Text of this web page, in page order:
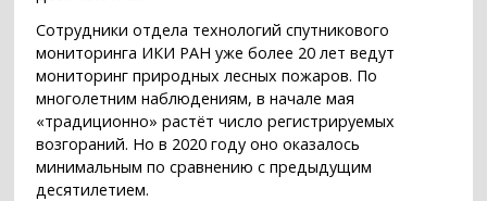
Сотрудники отдела технологий спутникового
мониторинга ИКИ РАН уже более 20 лет ведут
мониторинг природных лесных пожаров. По
многолетним наблюдениям, в начале мая
«традиционно» растёт число регистрируемых
возгораний. Но в 2020 году оно оказалось
минимальным по сравнению с предыдущим
десятилетием.